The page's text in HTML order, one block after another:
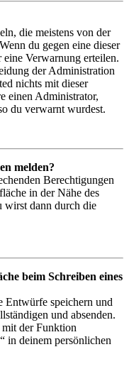
die meistens von der
du gegen eine dieser
eine Verwarnung erteilen.
der Administration
nichts mit dieser
einen Administrator,
du verwarnt wurdest.
melden?
Berechtigungen
in der Nähe des
wirst dann durch die
beim Schreiben eines
Entwürfe speichern und
und absenden.
der Funktion
in deinem persönlichen